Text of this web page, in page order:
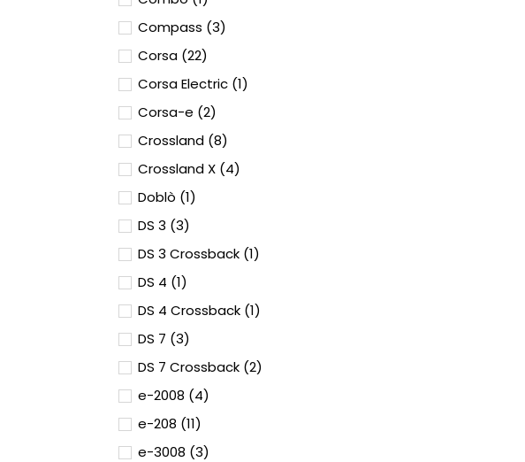
Compass (3)
Corsa (22)
Corsa Electric (1)
Corsa-e (2)
Crossland (8)
Crossland X (4)
Doblò (1)
DS 3 (3)
DS 3 Crossback (1)
DS 4 (1)
DS 4 Crossback (1)
DS 7 (3)
DS 7 Crossback (2)
e-2008 (4)
e-208 (11)
e-3008 (3)